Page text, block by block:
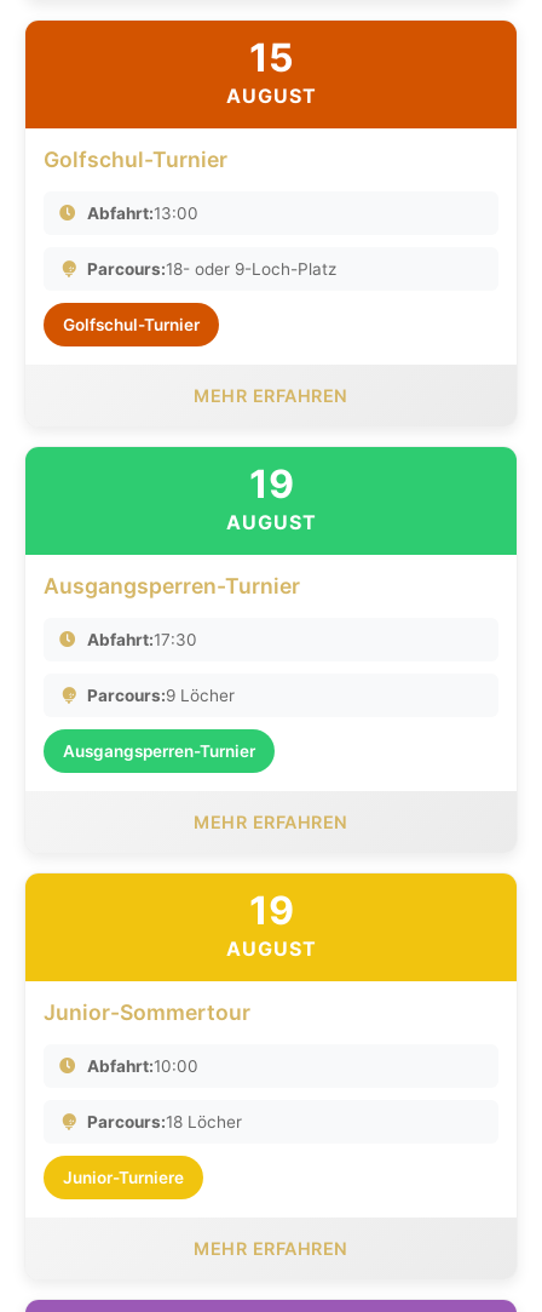
15
AUGUST
Golfschul-Turnier
Abfahrt:13:00
Parcours:18- oder 9-Loch-Platz
Golfschul-Turnier
MEHR ERFAHREN
19
AUGUST
Ausgangsperren-Turnier
Abfahrt:17:30
Parcours:9 Löcher
Ausgangsperren-Turnier
MEHR ERFAHREN
19
AUGUST
Junior-Sommertour
Abfahrt:10:00
Parcours:18 Löcher
Junior-Turniere
MEHR ERFAHREN